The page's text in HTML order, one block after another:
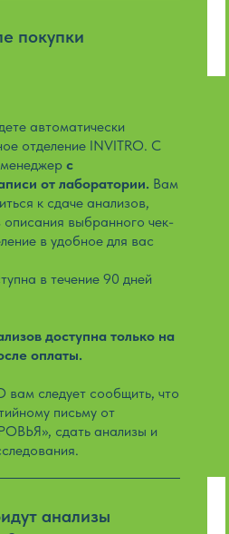
покупки
автоматически
отделение INVITRO. С
с
от лаборатории. Вам
к сдаче анализов,
описания выбранного чек-
в удобное для вас
в течение 90 дней
доступна только на
оплаты.
вам следует сообщить, что
письму от
сдать анализы и
анализы